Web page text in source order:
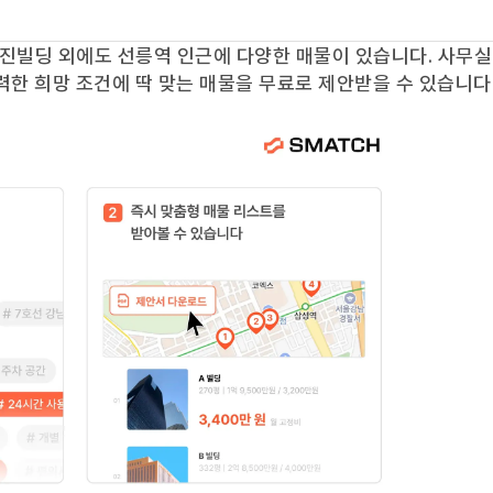
빌딩 외에도 선릉역 인근에 다양한 매물이 있습니다. 사무
희망 조건에 딱 맞는 매물을 무료로 제안받을 수 있습니